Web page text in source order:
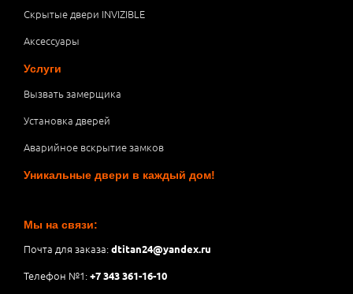
Скрытые двери INVIZIBLE
Аксессуары
Услуги
Вызвать замерщика
Установка дверей
Аварийное вскрытие замков
Уникальные двери в каждый дом!
Мы на связи:
Почта для заказа:dtitan24@yandex.ru
Телефон №1:+7 343 361-16-10